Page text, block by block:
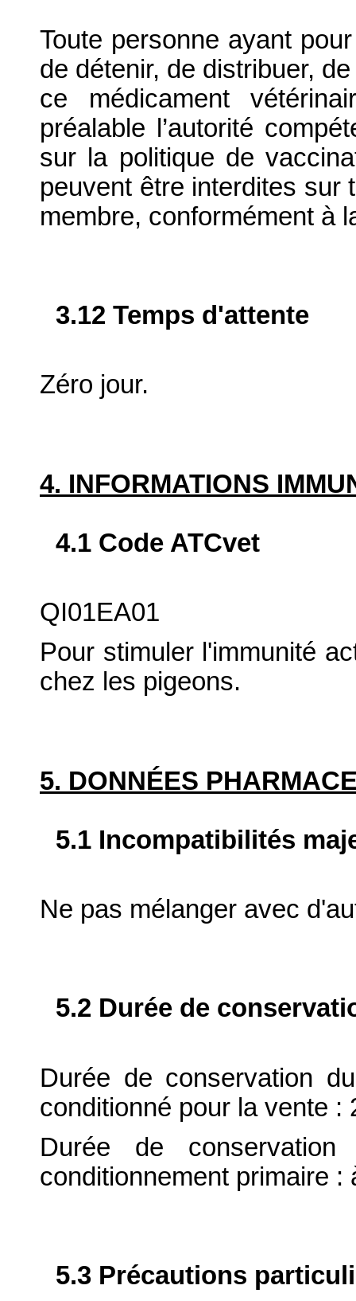
Toute personne ayant
de détenir, de distribuer,
ce médicament
préalable l’autorité
sur la politique de
peuvent être interdites sur
membre, conformément à
3.12 Temps d'attente
Zéro jour.
4. INFORMATIONS
4.1 Code ATCvet
QI01EA01
Pour stimuler l'immunité
chez les pigeons.
5. DONNÉES
5.1 Incompatibilités
Ne pas mélanger avec
5.2 Durée de
Durée de conservation
conditionné pour la vente :
Durée de
conditionnement primaire :
5.3 Précautions